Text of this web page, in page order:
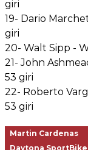
giri
19- Dario
giri
20- Walt Sipp -
21- John
53 giri
22- Roberto
53 giri
Martin Cardenas
Daytona SportBike